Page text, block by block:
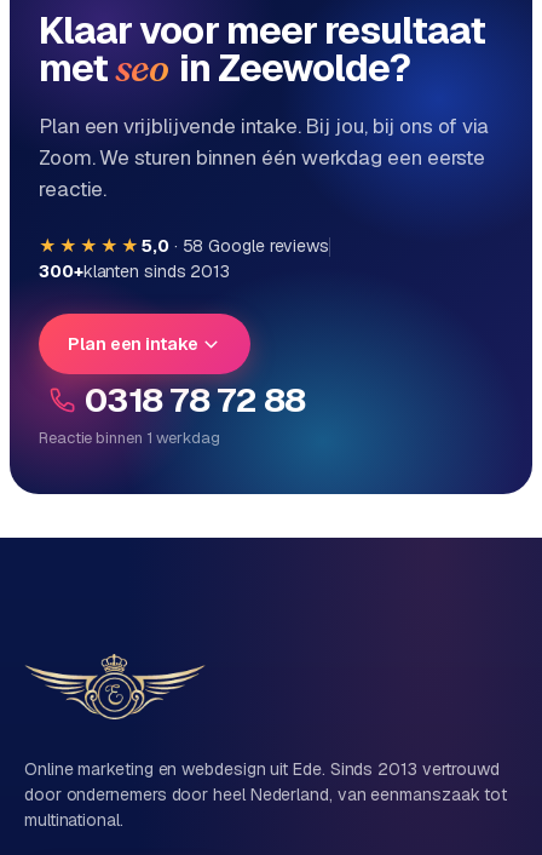
Klaar voor meer resultaat
metseo in Zeewolde?
Plan een vrijblijvende intake. Bij jou, bij ons of via
Zoom. We sturen binnen één werkdag een eerste
reactie.
★★★★★ 5,0· 58 Google reviews
300+klanten sinds 2013
Plan een intake
0318 78 72 88
Reactie binnen 1 werkdag
Direct persoonlijk contact, geen ticketsysteem
Vertel ons over je project
Naam
Bedrijfsnaam
Online marketing en webdesign uit Ede. Sinds 2013 vertrouwd
door ondernemers door heel Nederland, van eenmanszaak tot
multinational.